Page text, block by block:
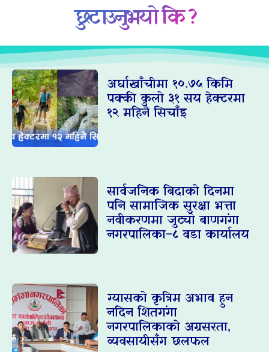
छुटाउनुभयो कि ?
अर्घाखाँचीमा १०.७५ किमि
पक्की कुलो ३१ सय हेक्टरमा
१२ महिनै सिचाँइ
सार्वजनिक बिदाको दिनमा
पनि सामाजिक सुरक्षा भत्ता
नवीकरणमा जुट्यो बाणगंगा
नगरपालिका–८ वडा कार्यालय
ग्यासको कृत्रिम अभाव हुन
नदिन शितगंगा
नगरपालिकाको अग्रसरता,
व्यवसायीसँग छलफल